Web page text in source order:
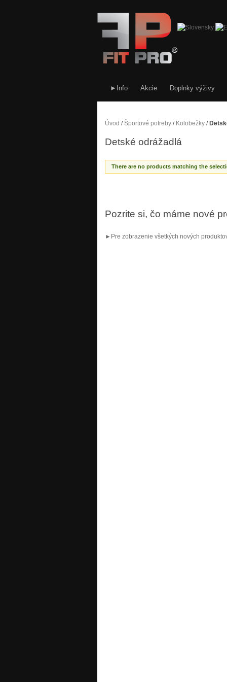
►Info Akcie Doplnky výživy
Úvod /Športové potreby / Kolobežky /
Detské odrážadlá
There are no products matching the
Pozrite si, čo máme nové
►Pre zobrazenie všetkých nových